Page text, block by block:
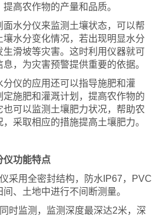
高农作物的产量和品质。
水分仪来监测土壤状态，可以帮
水分变化情况，若出现明显水分
滑坡等灾害。这时利用仪器就可
，为灾害预警提供重要的依据。
分仪的应用还可以指导施肥和灌
施肥和灌溉计划，提高农作物的
可以监测土壤肥力状况，帮助农
采取相应的措施提高土壤肥力。
仪功能特点
采用全密封结构，防水IP67，PVC
、土地中进行不间断测量。
时监测，监测深度最深达2米，深